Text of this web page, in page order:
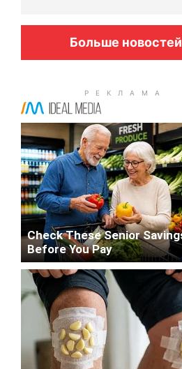
Больше новостей